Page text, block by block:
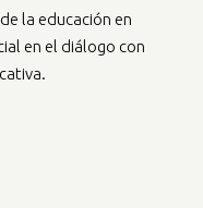
la educación en
en el diálogo con